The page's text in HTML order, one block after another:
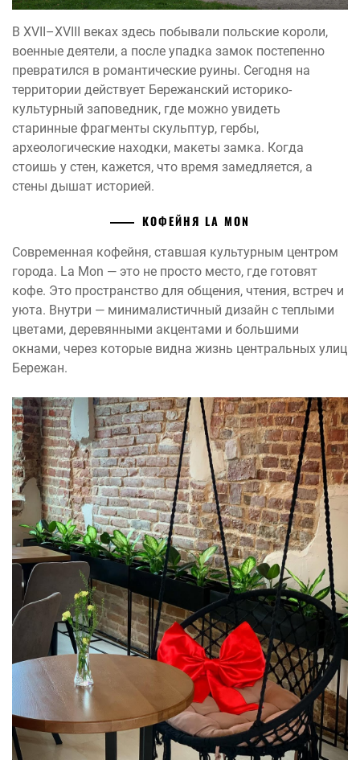
В XVII–XVIII веках здесь побывали польские короли,
военные деятели, а после упадка замок постепенно
превратился в романтические руины. Сегодня на
территории действует Бережанский историко-
культурный заповедник, где можно увидеть
старинные фрагменты скульптур, гербы,
археологические находки, макеты замка. Когда
стоишь у стен, кажется, что время замедляется, а
стены дышат историей.
КОФЕЙНЯ LA MON
Современная кофейня, ставшая культурным центром
города. La Mon — это не просто место, где готовят
кофе. Это пространство для общения, чтения, встреч и
уюта. Внутри — минималистичный дизайн с теплыми
цветами, деревянными акцентами и большими
окнами, через которые видна жизнь центральных улиц
Бережан.